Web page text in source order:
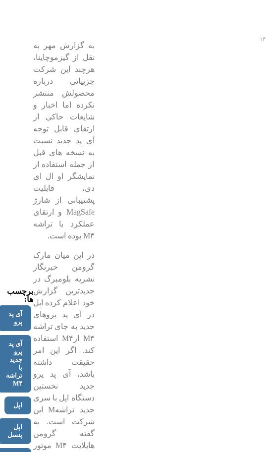
به گزارش مهر به
نقل از گیزموچاینا،
هرچند این شرکت
جزییاتی درباره
محصولش منتشر
نکرده اما اخبار و
شایعات حاکی از
ارتقای قابل توجه
آی پد جدید نسبت
به نسخه های قبل
از جمله استفاده از
نمایشگر او ال ای
دی، قابلیت
پشتیبانی از شارژ
MagSafe و ارتقای
عملکرد با تراشه
M۳ بوده است.
در این میان مارک
گرومن خبرنگار
نشریه بلومبرگ در
جدیدترین گزارش
خود اعلام کرده اپل
در آی پد پروهای
جدید به جای تراشه
M۳ ازM۴ استفاده
کند. اگر این امر
حقیقت داشته
باشد، آی پد پرو
جدید نخستین
دستگاه اپل با سری
جدید تراشهM این
شرکت است. به
گفته گرومن
هایلایت M۴ موتور
برچسب
ها:
آی پد
پرو
آی پد
پرو
جدید
با
تراشه
M۴
اپل
اپل
پنسل